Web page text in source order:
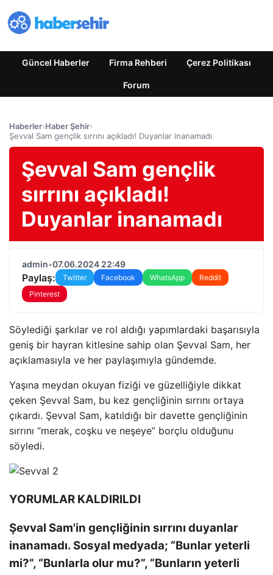
Güncel Haberler Firma Rehberi Çerez Politikası
Forum
Haberler›Haber Şehir›
Şevval Sam gençlik sırrını açıkladı! Duyanlar inanamadı
Şevval Sam gençlik
sırrını açıkladı!
Duyanlar inanamadı
admin•07.06.2024 22:49
Paylaş: Twitter Facebook WhatsApp
Reddit
Pinterest
Söylediği şarkılar ve rol aldığı yapımlardaki başarısıyla
geniş bir hayran kitlesine sahip olan Şevval Sam, her
açıklamasıyla ve her paylaşımıyla gündemde.
Yaşına meydan okuyan fiziği ve güzelliğiyle dikkat
çeken Şevval Sam, bu kez gençliğinin sırrını ortaya
çıkardı. Şevval Sam, katıldığı bir davette gençliğinin
sırrını “merak, coşku ve neşeye” borçlu olduğunu
söyledi.
YORUMLAR KALDIRILDI
Şevval Sam'in gençliğinin sırrını duyanlar
inanamadı. Sosyal medyada; “Bunlar yeterli
mi?”, “Bunlarla olur mu?”, “Bunların yeterli